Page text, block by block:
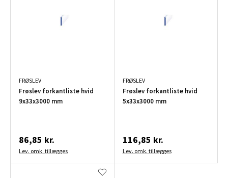
FRØSLEV
Frøslev forkantliste hvid
9x33x3000 mm
86,85 kr.
Lev. omk. tillægges
FRØSLEV
Frøslev forkantliste hvid
5x33x3000 mm
116,85 kr.
Lev. omk. tillægges